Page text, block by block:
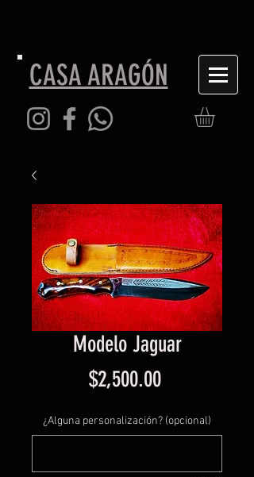
CASA ARAGÓN
Modelo Jaguar
$2,500.00Precio
¿Alguna personalización? (opcional)